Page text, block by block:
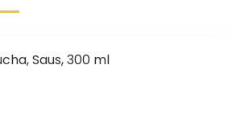
Saus, 300 ml